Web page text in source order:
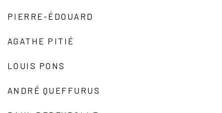
PIERRE-ÉDOUARD
AGATHE PITIÉ
LOUIS PONS
ANDRÉ QUEFFURUS